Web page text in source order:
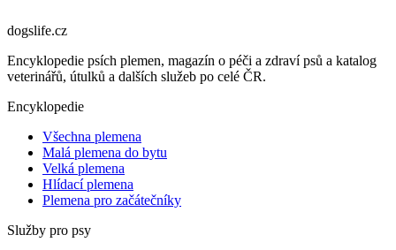
dogslife.cz
Encyklopedie psích plemen, magazín o péči a zdraví psů a katalog
veterinářů, útulků a dalších služeb po celé ČR.
Encyklopedie
Všechna plemena
Malá plemena do bytu
Velká plemena
Hlídací plemena
Plemena pro začátečníky
Služby pro psy